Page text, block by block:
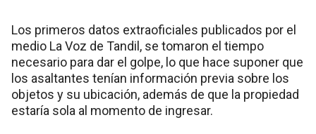
Los primeros datos extraoficiales publicados por el
medio La Voz de Tandil, se tomaron el tiempo
necesario para dar el golpe, lo que hace suponer que
los asaltantes tenían información previa sobre los
objetos y su ubicación, además de que la propiedad
estaría sola al momento de ingresar.